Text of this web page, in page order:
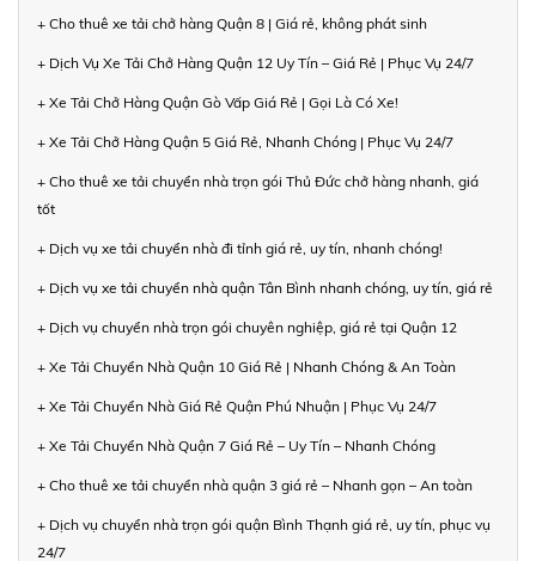
+ Cho thuê xe tải chở hàng Quận 8 | Giá rẻ, không phát sinh
+ Dịch Vụ Xe Tải Chở Hàng Quận 12 Uy Tín – Giá Rẻ | Phục Vụ 24/7
+ Xe Tải Chở Hàng Quận Gò Vấp Giá Rẻ | Gọi Là Có Xe!
+ Xe Tải Chở Hàng Quận 5 Giá Rẻ, Nhanh Chóng | Phục Vụ 24/7
+ Cho thuê xe tải chuyển nhà trọn gói Thủ Đức chở hàng nhanh, giá
tốt
+ Dịch vụ xe tải chuyển nhà đi tỉnh giá rẻ, uy tín, nhanh chóng!
+ Dịch vụ xe tải chuyển nhà quận Tân Bình nhanh chóng, uy tín, giá rẻ
+ Dịch vụ chuyển nhà trọn gói chuyên nghiệp, giá rẻ tại Quận 12
+ Xe Tải Chuyển Nhà Quận 10 Giá Rẻ | Nhanh Chóng & An Toàn
+ Xe Tải Chuyển Nhà Giá Rẻ Quận Phú Nhuận | Phục Vụ 24/7
+ Xe Tải Chuyển Nhà Quận 7 Giá Rẻ – Uy Tín – Nhanh Chóng
+ Cho thuê xe tải chuyển nhà quận 3 giá rẻ – Nhanh gọn – An toàn
+ Dịch vụ chuyển nhà trọn gói quận Bình Thạnh giá rẻ, uy tín, phục vụ
24/7